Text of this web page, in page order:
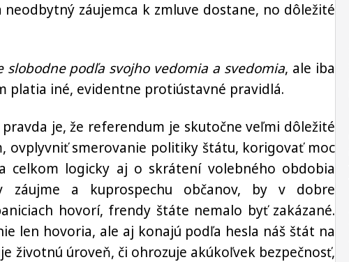
záujemca k zmluve dostane, no dôležité
slobodne podľa svojho vedomia a svedomia, ale iba
platia iné, evidentne protiústavné pravidlá.
je, že referendum je skutočne veľmi dôležité
ovplyvniť smerovanie politiky štátu, korigovať moc
celkom logicky aj o skrátení volebného obdobia
záujme a kuprospechu občanov, by v dobre
hovorí, frendy štáte nemalo byť zakázané.
len hovoria, ale aj konajú podľa hesla náš štát na
životnú úroveň, či ohrozuje akúkoľvek bezpečnosť,